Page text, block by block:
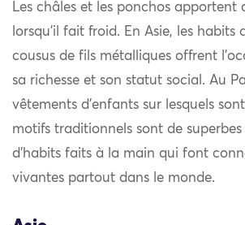
Les châles et les ponchos apportent
lorsqu’il fait froid. En Asie, les habits
cousus de fils métalliques offrent
sa richesse et son statut social. Au
vêtements d’enfants sur lesquels
motifs traditionnels sont de superbes
d’habits faits à la main qui font
vivantes partout dans le monde.